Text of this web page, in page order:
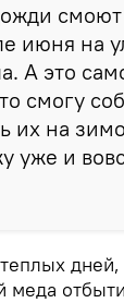
июня на
А это
смогу
их на
уже и
дней,